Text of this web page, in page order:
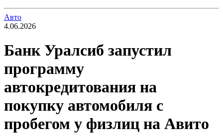
Авто
4.06.2026
Банк Уралсиб запустил
программу
автокредитования на
покупку автомобиля с
пробегом у физлиц на Авито